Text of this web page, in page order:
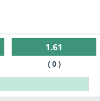
1.61
( 0 )